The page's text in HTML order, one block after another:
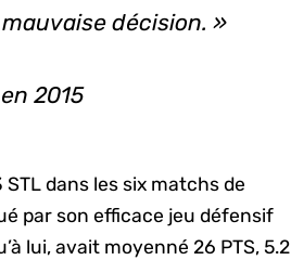
décision. »
2015
STL dans les six matchs de
par son efficace jeu défensif
lui, avait moyenné 26 PTS, 5.2